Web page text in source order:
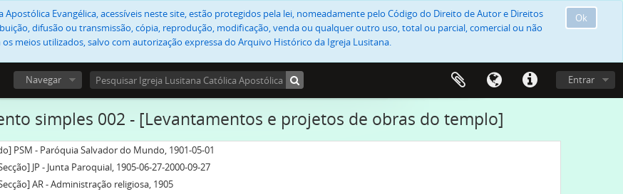
Ok
Evangélica, acessíveis neste site, estão protegidos pela lei, nomeadamente pelo Código do Direito de Autor e Direitos
difusão ou transmissão, cópia, reprodução, modificação, venda ou qualquer outro uso, total ou parcial, comercial ou não
meios utilizados, salvo com autorização expressa do Arquivo Histórico da Igreja Lusitana.
Entrar
Navegar
simples 002 - [Levantamentos e projetos de obras do templo]
PSM - Paróquia Salvador do Mundo, 1901-05-01
JP - Junta Paroquial, 1905-06-27-2000-09-27
AR - Administração religiosa, 1905